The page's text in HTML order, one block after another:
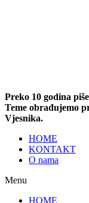
Preko 10 godina
Teme obrađujemo
Vjesnika.
HOME
KONTAKT
O nama
Menu
HOME